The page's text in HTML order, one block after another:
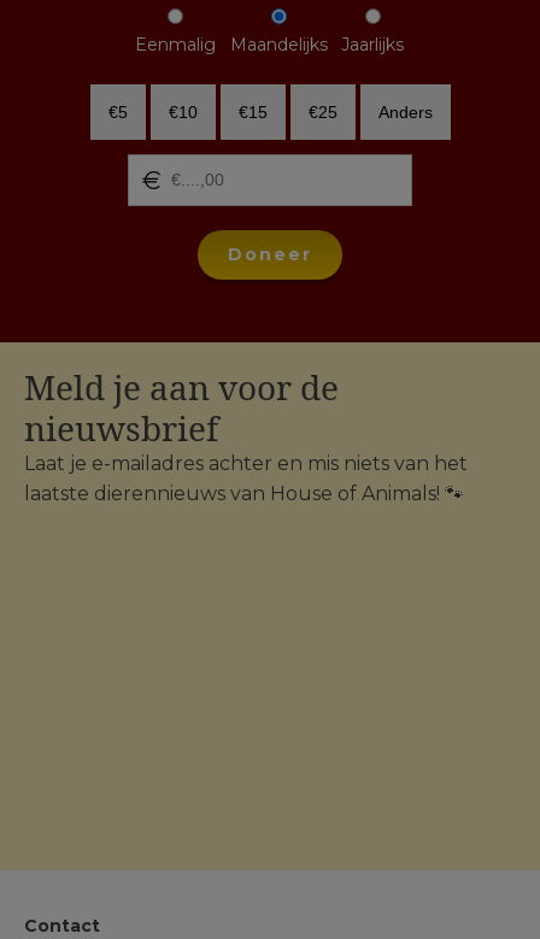
Eenmalig Maandelijks Jaarlijks
€5 €10 €15 €25 Anders
Doneer
Meld je aan voor de
nieuwsbrief
Laat je e-mailadres achter en mis niets van het
laatste dierennieuws van House of Animals! 🐾
Contact